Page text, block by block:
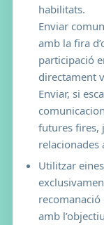
habilitats.
Enviar
amb la fira
participació
directament
Enviar, si
futures fires,
relacionades
Utilitzar
amb